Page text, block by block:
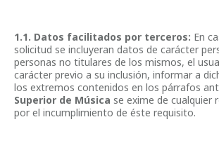
1.1. Datos facilitados por terceros: En
solicitud se incluyeran datos de carácter
personas no titulares de los mismos, el
carácter previo a su inclusión, informar a
los extremos contenidos en los párrafos
Superior de Música se exime de cualquier
por el incumplimiento de éste requisito.